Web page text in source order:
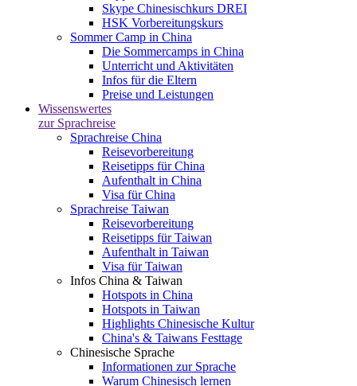
Skype Chinesischkurs DREI
HSK Vorbereitungskurs
Sommer Camp in China
Die Sommercamps in China
Unterricht und Aktivitäten
Infos für die Eltern
Preise und Leistungen
Wissenswertes
zur Sprachreise
Sprachreise China
Reisevorbereitung
Reisetipps für China
Aufenthalt in China
Visa für China
Sprachreise Taiwan
Reisevorbereitung
Reisetipps für Taiwan
Aufenthalt in Taiwan
Visa für Taiwan
Infos China & Taiwan
Hotspots in China
Hotspots in Taiwan
Highlights Chinesische Kultur
China's & Taiwans Festtage
Chinesische Sprache
Informationen zur Sprache
Warum Chinesisch lernen